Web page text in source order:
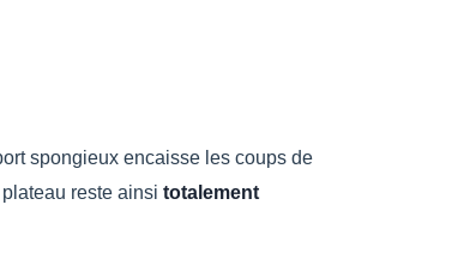
spongieux encaisse les coups de
reste ainsi totalement